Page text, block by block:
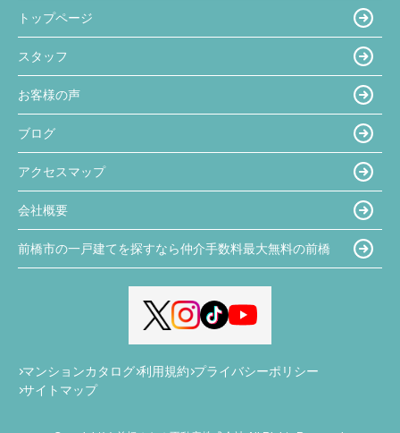
トップページ
スタッフ
お客様の声
ブログ
アクセスマップ
会社概要
前橋市の一戸建てを探すなら仲介手数料最大無料の前橋
マンションカタログ 利用規約 プライバシーポリシー
サイトマップ